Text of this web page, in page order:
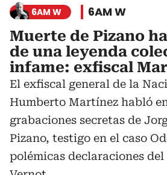
6AM W 6AM W
Muerte de Pizano
de una leyenda
infame: exfiscal
El exfiscal general de la
Humberto Martínez habló
grabaciones secretas de
Pizano, testigo en el caso
polémicas declaraciones